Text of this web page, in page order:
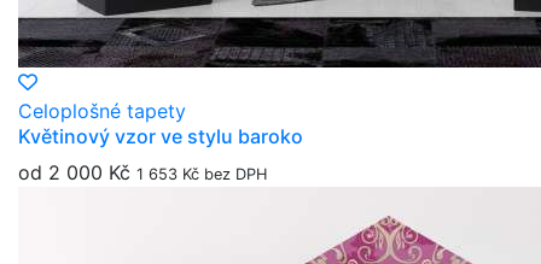
Celoplošné tapety
Květinový vzor ve stylu baroko
od 2 000 Kč 1 653 Kč bez DPH